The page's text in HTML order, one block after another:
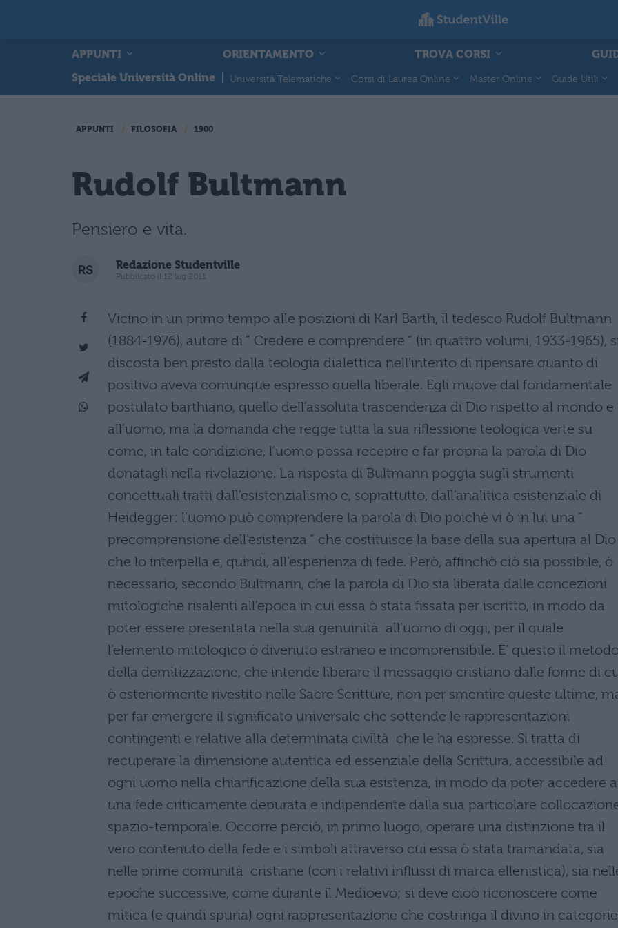
APPUNTI ORIENTAMENTO TROVA CORSI
Speciale Università Online
Università Telematiche Corsi di Laurea Online Master Online Guide Utili
APPUNTI FILOSOFIA 1900
Rudolf Bultmann
Pensiero e vita.
Redazione Studentville
Pubblicato il 12 lug 2011
Vicino in un primo tempo alle posizioni di Karl Barth, il tedesco Rudolf Bultmann
(1884-1976), autore di ” Credere e comprendere ” (in quattro volumi, 1933-1965),
discosta ben presto dalla teologia dialettica nell’intento di ripensare quanto di
positivo aveva comunque espresso quella liberale. Egli muove dal fondamentale
postulato barthiano, quello dell’assoluta trascendenza di Dio rispetto al mondo e
all’uomo, ma la domanda che regge tutta la sua riflessione teologica verte su
come, in tale condizione, l’uomo possa recepire e far propria la parola di Dio
donatagli nella rivelazione. La risposta di Bultmann poggia sugli strumenti
concettuali tratti dall’esistenzialismo e, soprattutto, dall’analitica esistenziale di
Heidegger: l’uomo può comprendere la parola di Dio poichè vi ò in lui una ”
precomprensione dell’esistenza ” che costituisce la base della sua apertura al Dio
che lo interpella e, quindi, all’esperienza di fede. Però, affinchò ciò sia possibile, ò
necessario, secondo Bultmann, che la parola di Dio sia liberata dalle concezioni
mitologiche risalenti all’epoca in cui essa ò stata fissata per iscritto, in modo da
poter essere presentata nella sua genuinità all’uomo di oggi, per il quale
l’elemento mitologico ò divenuto estraneo e incomprensibile. E’ questo il
della demitizzazione, che intende liberare il messaggio cristiano dalle forme di
ò esteriormente rivestito nelle Sacre Scritture, non per smentire queste ultime,
per far emergere il significato universale che sottende le rappresentazioni
contingenti e relative alla determinata civiltà che le ha espresse. Si tratta di
recuperare la dimensione autentica ed essenziale della Scrittura, accessibile ad
ogni uomo nella chiarificazione della sua esistenza, in modo da poter accedere a
una fede criticamente depurata e indipendente dalla sua particolare
spazio-temporale. Occorre perciò, in primo luogo, operare una distinzione tra il
vero contenuto della fede e i simboli attraverso cui essa ò stata tramandata, sia
nelle prime comunità cristiane (con i relativi influssi di marca ellenistica), sia
epoche successive, come durante il Medioevo; si deve cioò riconoscere come
mitica (e quindi spuria) ogni rappresentazione che costringa il divino in categorie